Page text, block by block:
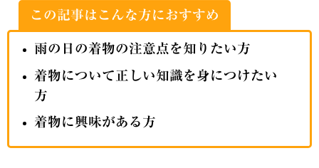
この記事はこんな方におすすめ
雨の日の着物の注意点を知りたい方
着物について正しい知識を身につけたい
方
着物に興味がある方